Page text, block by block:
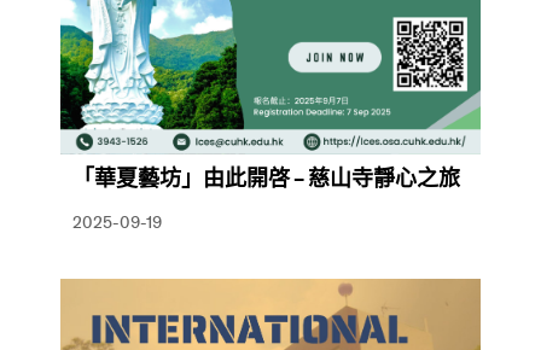
「華夏藝坊」由此開啓 – 慈山寺靜心之旅
2025-09-19